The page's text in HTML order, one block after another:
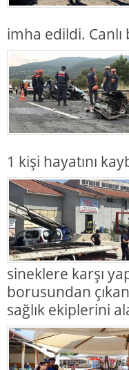
imha edildi. Canlı
1 kişi hayatını
sineklere karşı
borusundan
sağlık ekiplerini